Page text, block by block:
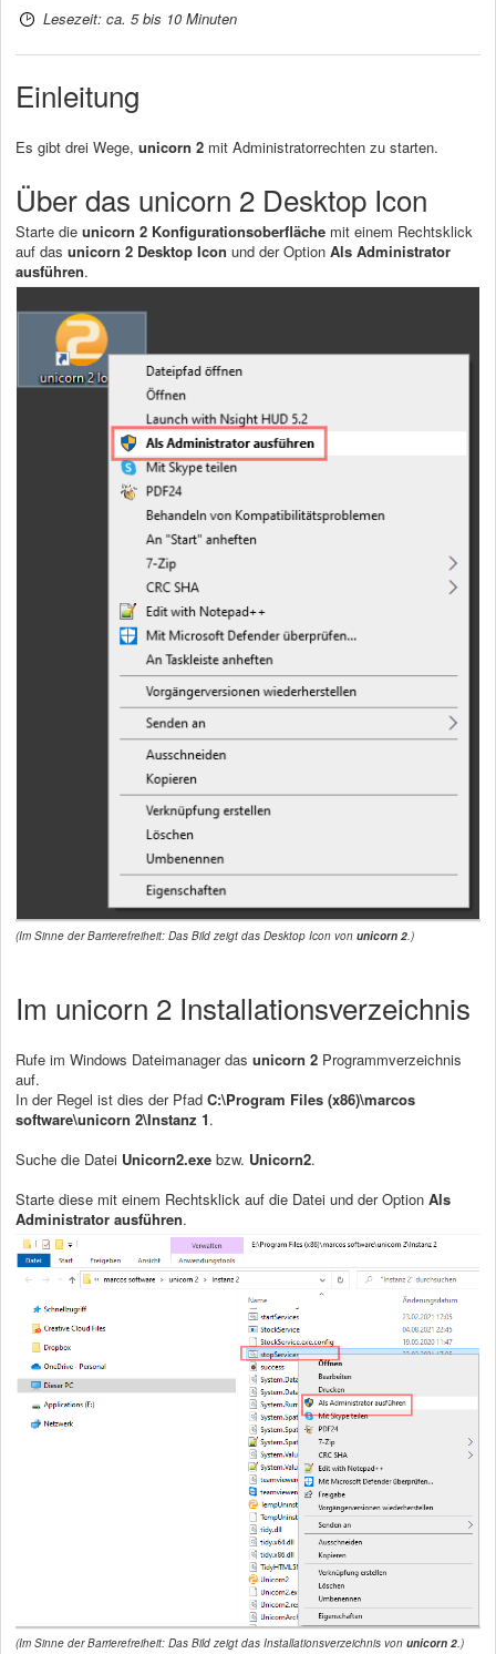
Lesezeit: ca. 5 bis 10 Minuten
Einleitung
Es gibt drei Wege, unicorn 2 mit Administratorrechten zu starten.
Über das unicorn 2 Desktop Icon
Starte die unicorn 2 Konfigurationsoberfläche mit einem Rechtsklick
auf das unicorn 2 Desktop Icon und der Option Als Administrator
ausführen.
(Im Sinne der Barrierefreiheit: Das Bild zeigt das Desktop Icon von unicorn 2.)
Im unicorn 2 Installationsverzeichnis
Rufe im Windows Dateimanager das unicorn 2 Programmverzeichnis
auf.
In der Regel ist dies der Pfad C:\Program Files (x86)\marcos
software\unicorn 2\Instanz 1.
Suche die Datei Unicorn2.exe bzw. Unicorn2.
Starte diese mit einem Rechtsklick auf die Datei und der Option Als
Administrator ausführen.
(Im Sinne der Barrierefreiheit: Das Bild zeigt das Installationsverzeichnis von unicorn 2.)